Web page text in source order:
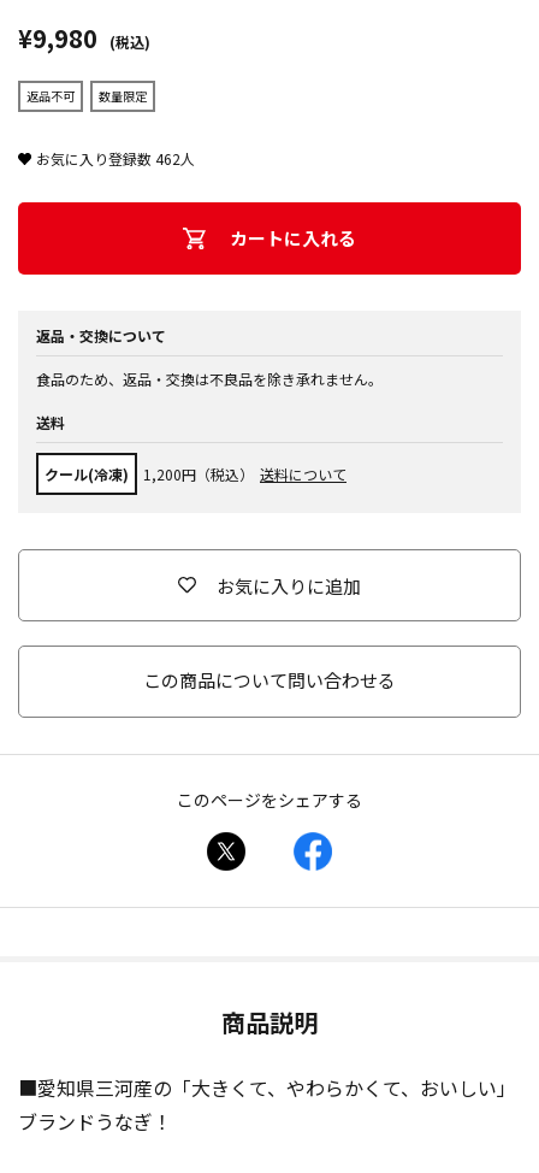
¥9,980 (税込)
返品不可 数量限定
お気に入り登録数462人
カートに入れる
返品・交換について
食品のため、返品・交換は不良品を除き承れません。
送料
クール(冷凍) 1,200円（税込） 送料について
お気に入りに追加
この商品について問い合わせる
このページをシェアする
商品説明
■愛知県三河産の「大きくて、やわらかくて、おいしい」
ブランドうなぎ！